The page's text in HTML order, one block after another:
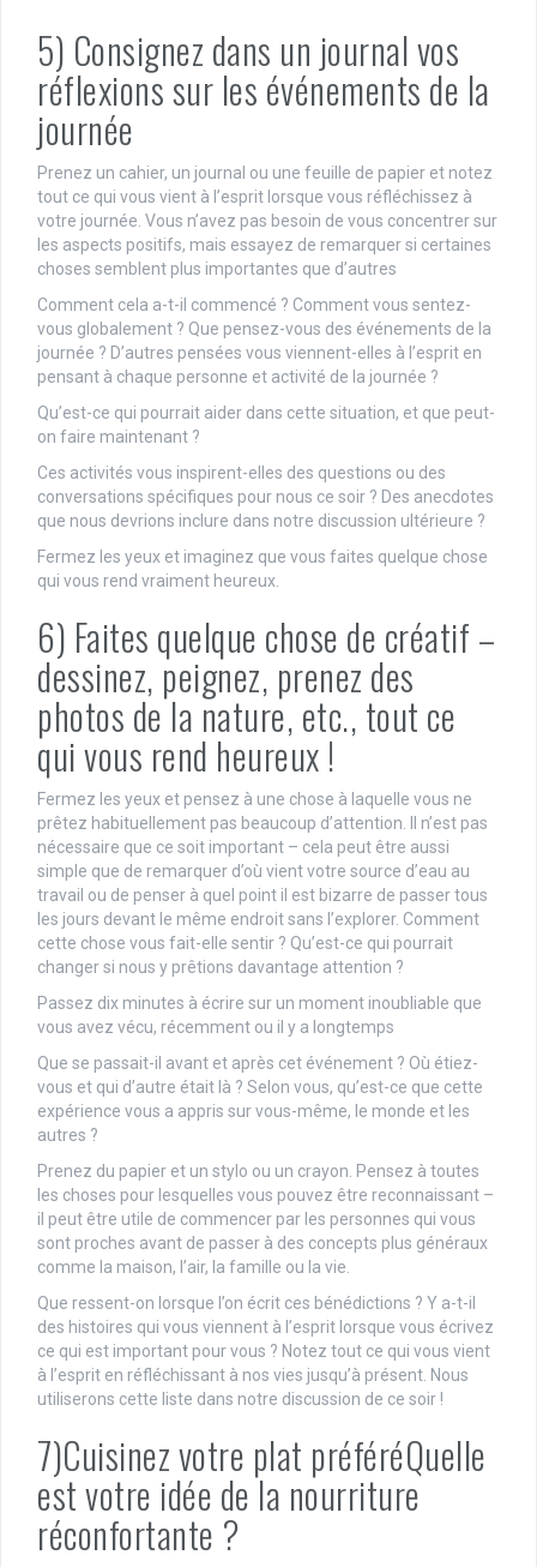
5) Consignez dans un journal vos
réflexions sur les événements de la
journée
Prenez un cahier, un journal ou une feuille de papier et notez
tout ce qui vous vient à l’esprit lorsque vous réfléchissez à
votre journée. Vous n’avez pas besoin de vous concentrer sur
les aspects positifs, mais essayez de remarquer si certaines
choses semblent plus importantes que d’autres
Comment cela a-t-il commencé ? Comment vous sentez-
vous globalement ? Que pensez-vous des événements de la
journée ? D’autres pensées vous viennent-elles à l’esprit en
pensant à chaque personne et activité de la journée ?
Qu’est-ce qui pourrait aider dans cette situation, et que peut-
on faire maintenant ?
Ces activités vous inspirent-elles des questions ou des
conversations spécifiques pour nous ce soir ? Des anecdotes
que nous devrions inclure dans notre discussion ultérieure ?
Fermez les yeux et imaginez que vous faites quelque chose
qui vous rend vraiment heureux.
6) Faites quelque chose de créatif –
dessinez, peignez, prenez des
photos de la nature, etc., tout ce
qui vous rend heureux !
Fermez les yeux et pensez à une chose à laquelle vous ne
prêtez habituellement pas beaucoup d’attention. Il n’est pas
nécessaire que ce soit important – cela peut être aussi
simple que de remarquer d’où vient votre source d’eau au
travail ou de penser à quel point il est bizarre de passer tous
les jours devant le même endroit sans l’explorer. Comment
cette chose vous fait-elle sentir ? Qu’est-ce qui pourrait
changer si nous y prêtions davantage attention ?
Passez dix minutes à écrire sur un moment inoubliable que
vous avez vécu, récemment ou il y a longtemps
Que se passait-il avant et après cet événement ? Où étiez-
vous et qui d’autre était là ? Selon vous, qu’est-ce que cette
expérience vous a appris sur vous-même, le monde et les
autres ?
Prenez du papier et un stylo ou un crayon. Pensez à toutes
les choses pour lesquelles vous pouvez être reconnaissant –
il peut être utile de commencer par les personnes qui vous
sont proches avant de passer à des concepts plus généraux
comme la maison, l’air, la famille ou la vie.
Que ressent-on lorsque l’on écrit ces bénédictions ? Y a-t-il
des histoires qui vous viennent à l’esprit lorsque vous écrivez
ce qui est important pour vous ? Notez tout ce qui vous vient
à l’esprit en réfléchissant à nos vies jusqu’à présent. Nous
utiliserons cette liste dans notre discussion de ce soir !
7)Cuisinez votre plat préféréQuelle
est votre idée de la nourriture
réconfortante ?